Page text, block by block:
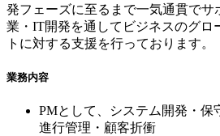
発フェーズに至るまで一気通貫で
業・IT開発を通してビジネスのグロ
トに対する支援を行っております。
業務内容
PMとして、システム開発・保
進行管理・顧客折衝